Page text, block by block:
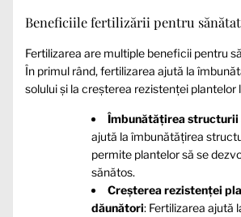
Beneficiile fertilizării pentru
Fertilizarea are multiple beneficii pentru
În primul rând, fertilizarea ajută la
solului și la creșterea rezistenței plantelor
Îmbunătățirea structurii
ajută la îmbunătățirea
permite plantelor să se
sănătos.
Creșterea rezistenței
dăunători: Fertilizarea ajută